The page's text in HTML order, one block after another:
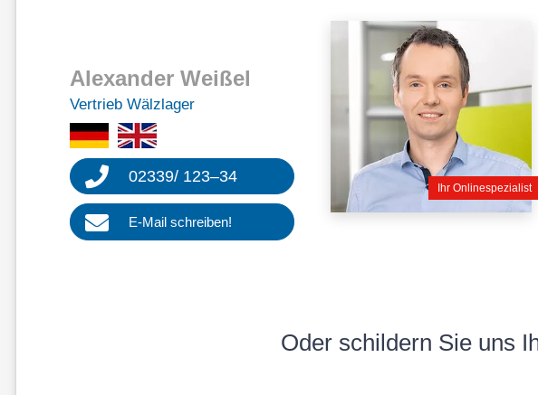
Alexan­der Weißel
Vertrieb Wälzla­ger
02339/ 123–34
E‑Mail schrei­ben!
Ihr Onlinespezialist
Oder schil­dern Sie uns